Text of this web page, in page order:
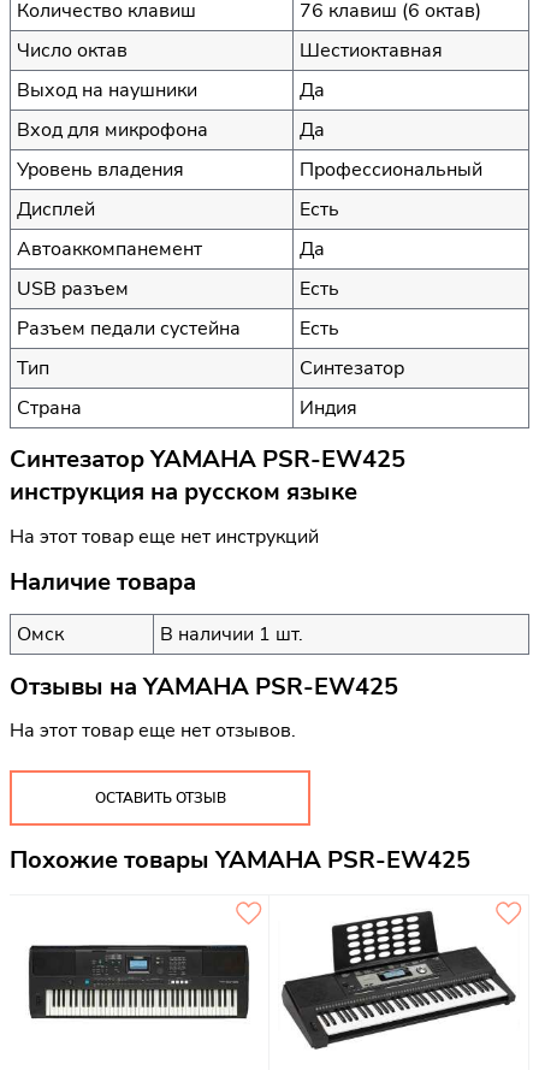
Количество клавиш
76 клавиш (6 октав)
Число октав
Шестиоктавная
Выход на наушники
Да
Вход для микрофона
Да
Уровень владения
Профессиональный
Дисплей
Есть
Автоаккомпанемент
Да
USB разъем
Есть
Разъем педали сустейна
Есть
Тип
Синтезатор
Страна
Индия
Синтезатор YAMAHA PSR-EW425
инструкция на русском языке
На этот товар еще нет инструкций
Наличие товара
Омск В наличии 1 шт.
Отзывы наYAMAHA PSR-EW425
На этот товар еще нет отзывов.
ОСТАВИТЬ ОТЗЫВ
Похожие товары YAMAHA PSR-EW425